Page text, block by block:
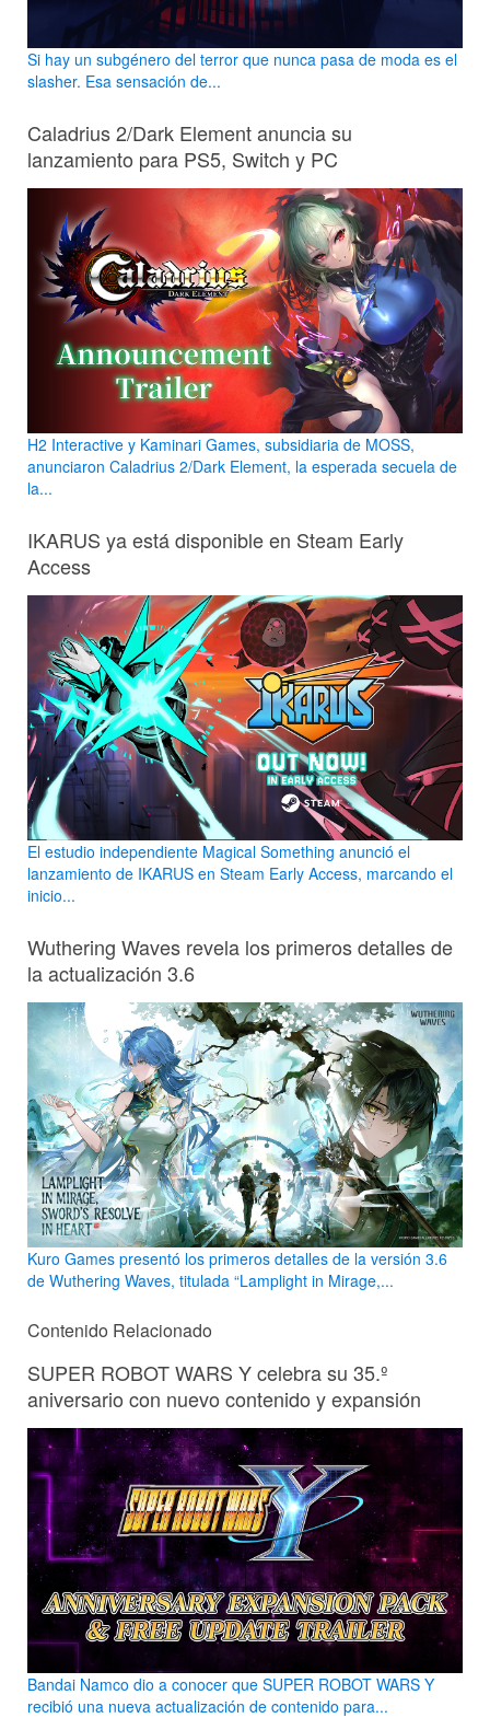
Si hay un subgénero del terror que nunca pasa de moda es el
slasher. Esa sensación de...
Caladrius 2/Dark Element anuncia su
lanzamiento para PS5, Switch y PC
H2 Interactive y Kaminari Games, subsidiaria de MOSS,
anunciaron Caladrius 2/Dark Element, la esperada secuela de
la...
IKARUS ya está disponible en Steam Early
Access
El estudio independiente Magical Something anunció el
lanzamiento de IKARUS en Steam Early Access, marcando el
inicio...
Wuthering Waves revela los primeros detalles de
la actualización 3.6
Kuro Games presentó los primeros detalles de la versión 3.6
de Wuthering Waves, titulada “Lamplight in Mirage,...
Contenido Relacionado
SUPER ROBOT WARS Y celebra su 35.º
aniversario con nuevo contenido y expansión
Bandai Namco dio a conocer que SUPER ROBOT WARS Y
recibió una nueva actualización de contenido para...